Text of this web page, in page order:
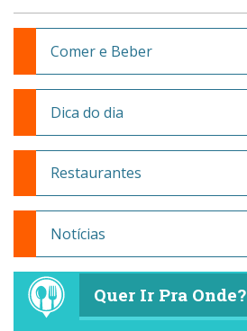
Comer e Beber
Dica do dia
Restaurantes
Notícias
Quer Ir Pra Onde?